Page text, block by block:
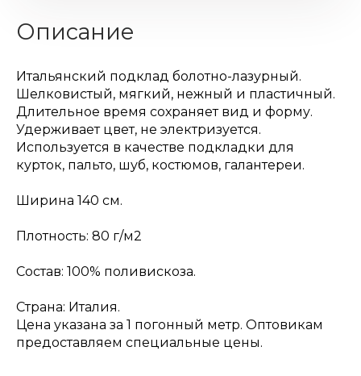
Описание
Итальянский подклад болотно-лазурный.
Шелковистый, мягкий, нежный и пластичный.
Длительное время сохраняет вид и форму.
Удерживает цвет, не электризуется.
Используется в качестве подкладки для
курток, пальто, шуб, костюмов, галантереи.
Ширина 140 см.
Плотность: 80 г/м2
Состав: 100% поливискоза.
Страна: Италия.
Цена указана за 1 погонный метр. Оптовикам
предоставляем специальные цены.